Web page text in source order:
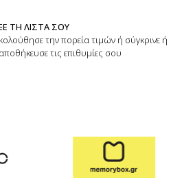
ΤΗ ΛΙΣΤΑ ΣΟΥ
την πορεία τιμών ή σύγκρινε ή
τις επιθυμίες σου